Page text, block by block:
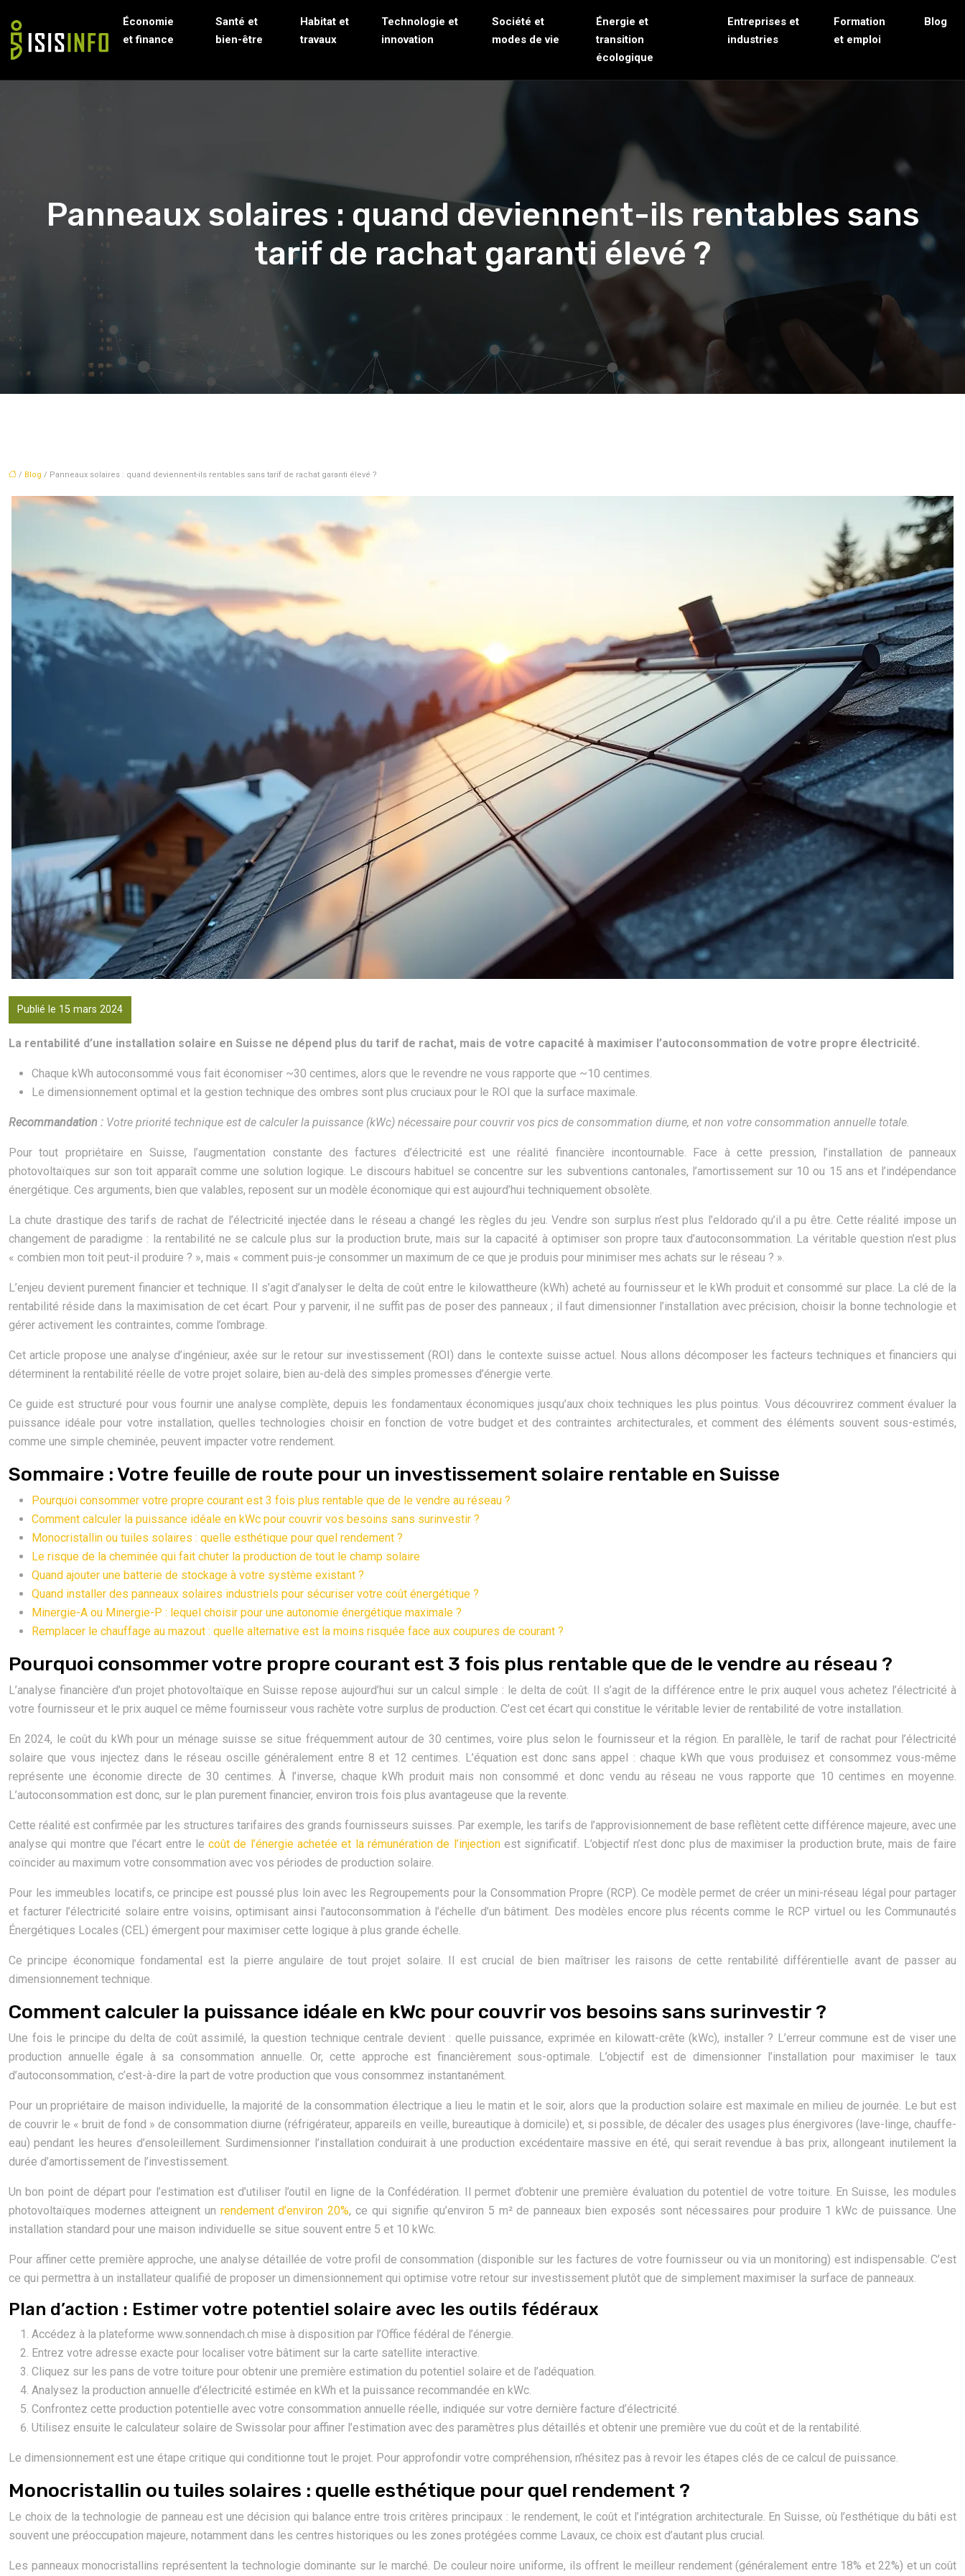
Économie
et finance
Santé et
bien-être
Habitat et
travaux
Technologie et
innovation
Société et
modes de vie
Énergie et
transition
écologique
Entreprises et
industries
Formation
et emploi
Blog
Panneaux solaires : quand deviennent-ils rentables sans
tarif de rachat garanti élevé ?
/ Blog / Panneaux solaires : quand deviennent-ils rentables sans tarif de rachat garanti élevé ?
Publié le 15 mars 2024
La rentabilité d’une installation solaire en Suisse ne dépend plus du tarif de rachat, mais de votre capacité à maximiser l’autoconsommation de votre propre électricité.
Chaque kWh autoconsommé vous fait économiser ~30 centimes, alors que le revendre ne vous rapporte que ~10 centimes.
Le dimensionnement optimal et la gestion technique des ombres sont plus cruciaux pour le ROI que la surface maximale.
Recommandation : Votre priorité technique est de calculer la puissance (kWc) nécessaire pour couvrir vos pics de consommation diurne, et non votre consommation annuelle totale.
Pour tout propriétaire en Suisse, l’augmentation constante des factures d’électricité est une réalité financière incontournable. Face à cette pression, l’installation de panneaux
photovoltaïques sur son toit apparaît comme une solution logique. Le discours habituel se concentre sur les subventions cantonales, l’amortissement sur 10 ou 15 ans et l’indépendance
énergétique. Ces arguments, bien que valables, reposent sur un modèle économique qui est aujourd’hui techniquement obsolète.
La chute drastique des tarifs de rachat de l’électricité injectée dans le réseau a changé les règles du jeu. Vendre son surplus n’est plus l’eldorado qu’il a pu être. Cette réalité impose un
changement de paradigme : la rentabilité ne se calcule plus sur la production brute, mais sur la capacité à optimiser son propre taux d’autoconsommation. La véritable question n’est plus
« combien mon toit peut-il produire ? », mais « comment puis-je consommer un maximum de ce que je produis pour minimiser mes achats sur le réseau ? ».
L’enjeu devient purement financier et technique. Il s’agit d’analyser le delta de coût entre le kilowattheure (kWh) acheté au fournisseur et le kWh produit et consommé sur place. La clé de la
rentabilité réside dans la maximisation de cet écart. Pour y parvenir, il ne suffit pas de poser des panneaux ; il faut dimensionner l’installation avec précision, choisir la bonne technologie et
gérer activement les contraintes, comme l’ombrage.
Cet article propose une analyse d’ingénieur, axée sur le retour sur investissement (ROI) dans le contexte suisse actuel. Nous allons décomposer les facteurs techniques et financiers qui
déterminent la rentabilité réelle de votre projet solaire, bien au-delà des simples promesses d’énergie verte.
Ce guide est structuré pour vous fournir une analyse complète, depuis les fondamentaux économiques jusqu’aux choix techniques les plus pointus. Vous découvrirez comment évaluer la
puissance idéale pour votre installation, quelles technologies choisir en fonction de votre budget et des contraintes architecturales, et comment des éléments souvent sous-estimés,
comme une simple cheminée, peuvent impacter votre rendement.
Sommaire : Votre feuille de route pour un investissement solaire rentable en Suisse
Pourquoi consommer votre propre courant est 3 fois plus rentable que de le vendre au réseau ?
Comment calculer la puissance idéale en kWc pour couvrir vos besoins sans surinvestir ?
Monocristallin ou tuiles solaires : quelle esthétique pour quel rendement ?
Le risque de la cheminée qui fait chuter la production de tout le champ solaire
Quand ajouter une batterie de stockage à votre système existant ?
Quand installer des panneaux solaires industriels pour sécuriser votre coût énergétique ?
Minergie-A ou Minergie-P : lequel choisir pour une autonomie énergétique maximale ?
Remplacer le chauffage au mazout : quelle alternative est la moins risquée face aux coupures de courant ?
Pourquoi consommer votre propre courant est 3 fois plus rentable que de le vendre au réseau ?
L’analyse financière d’un projet photovoltaïque en Suisse repose aujourd’hui sur un calcul simple : le delta de coût. Il s’agit de la différence entre le prix auquel vous achetez l’électricité à
votre fournisseur et le prix auquel ce même fournisseur vous rachète votre surplus de production. C’est cet écart qui constitue le véritable levier de rentabilité de votre installation.
En 2024, le coût du kWh pour un ménage suisse se situe fréquemment autour de 30 centimes, voire plus selon le fournisseur et la région. En parallèle, le tarif de rachat pour l’électricité
solaire que vous injectez dans le réseau oscille généralement entre 8 et 12 centimes. L’équation est donc sans appel : chaque kWh que vous produisez et consommez vous-même
représente une économie directe de 30 centimes. À l’inverse, chaque kWh produit mais non consommé et donc vendu au réseau ne vous rapporte que 10 centimes en moyenne.
L’autoconsommation est donc, sur le plan purement financier, environ trois fois plus avantageuse que la revente.
Cette réalité est confirmée par les structures tarifaires des grands fournisseurs suisses. Par exemple, les tarifs de l’approvisionnement de base reflètent cette différence majeure, avec une
analyse qui montre que l’écart entre lecoût de l’énergie achetée et la rémunération de l’injectionest significatif. L’objectif n’est donc plus de maximiser la production brute, mais de faire
coïncider au maximum votre consommation avec vos périodes de production solaire.
Pour les immeubles locatifs, ce principe est poussé plus loin avec les Regroupements pour la Consommation Propre (RCP). Ce modèle permet de créer un mini-réseau légal pour partager
et facturer l’électricité solaire entre voisins, optimisant ainsi l’autoconsommation à l’échelle d’un bâtiment. Des modèles encore plus récents comme le RCP virtuel ou les Communautés
Énergétiques Locales (CEL) émergent pour maximiser cette logique à plus grande échelle.
Ce principe économique fondamental est la pierre angulaire de tout projet solaire. Il est crucial de bien maîtriser les raisons de cette rentabilité différentielle avant de passer au
dimensionnement technique.
Comment calculer la puissance idéale en kWc pour couvrir vos besoins sans surinvestir ?
Une fois le principe du delta de coût assimilé, la question technique centrale devient : quelle puissance, exprimée en kilowatt-crête (kWc), installer ? L’erreur commune est de viser une
production annuelle égale à sa consommation annuelle. Or, cette approche est financièrement sous-optimale. L’objectif est de dimensionner l’installation pour maximiser le taux
d’autoconsommation, c’est-à-dire la part de votre production que vous consommez instantanément.
Pour un propriétaire de maison individuelle, la majorité de la consommation électrique a lieu le matin et le soir, alors que la production solaire est maximale en milieu de journée. Le but est
de couvrir le « bruit de fond » de consommation diurne (réfrigérateur, appareils en veille, bureautique à domicile) et, si possible, de décaler des usages plus énergivores (lave-linge, chauffe-
eau) pendant les heures d’ensoleillement. Surdimensionner l’installation conduirait à une production excédentaire massive en été, qui serait revendue à bas prix, allongeant inutilement la
durée d’amortissement de l’investissement.
Un bon point de départ pour l’estimation est d’utiliser l’outil en ligne de la Confédération. Il permet d’obtenir une première évaluation du potentiel de votre toiture. En Suisse, les modules
photovoltaïques modernes atteignent un rendement d’environ 20%, ce qui signifie qu’environ 5 m² de panneaux bien exposés sont nécessaires pour produire 1 kWc de puissance. Une
installation standard pour une maison individuelle se situe souvent entre 5 et 10 kWc.
Pour affiner cette première approche, une analyse détaillée de votre profil de consommation (disponible sur les factures de votre fournisseur ou via un monitoring) est indispensable. C’est
ce qui permettra à un installateur qualifié de proposer un dimensionnement qui optimise votre retour sur investissement plutôt que de simplement maximiser la surface de panneaux.
Plan d’action : Estimer votre potentiel solaire avec les outils fédéraux
Accédez à la plateforme www.sonnendach.ch mise à disposition par l’Office fédéral de l’énergie.
Entrez votre adresse exacte pour localiser votre bâtiment sur la carte satellite interactive.
Cliquez sur les pans de votre toiture pour obtenir une première estimation du potentiel solaire et de l’adéquation.
Analysez la production annuelle d’électricité estimée en kWh et la puissance recommandée en kWc.
Confrontez cette production potentielle avec votre consommation annuelle réelle, indiquée sur votre dernière facture d’électricité.
Utilisez ensuite le calculateur solaire de Swissolar pour affiner l’estimation avec des paramètres plus détaillés et obtenir une première vue du coût et de la rentabilité.
Le dimensionnement est une étape critique qui conditionne tout le projet. Pour approfondir votre compréhension, n’hésitez pas à revoir les étapes clés de ce calcul de puissance.
Monocristallin ou tuiles solaires : quelle esthétique pour quel rendement ?
Le choix de la technologie de panneau est une décision qui balance entre trois critères principaux : le rendement, le coût et l’intégration architecturale. En Suisse, où l’esthétique du bâti est
souvent une préoccupation majeure, notamment dans les centres historiques ou les zones protégées comme Lavaux, ce choix est d’autant plus crucial.
Les panneaux monocristallins représentent la technologie dominante sur le marché. De couleur noire uniforme, ils offrent le meilleur rendement (généralement entre 18% et 22%) et un coût